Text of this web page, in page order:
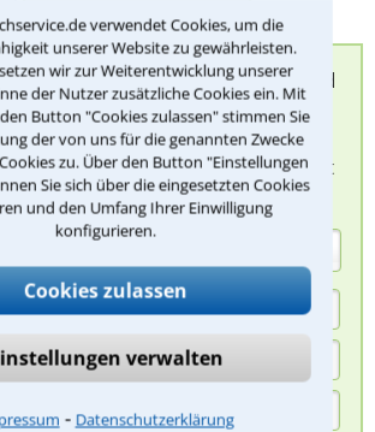
verwendet Cookies, um die
unserer Website zu gewährleisten.
wir zur Weiterentwicklung unserer
der Nutzer zusätzliche Cookies ein. Mit
Button "Cookies zulassen" stimmen Sie
der von uns für die genannten Zwecke
zu. Über den Button "Einstellungen
Sie sich über die eingesetzten Cookies
und den Umfang Ihrer Einwilligung
konfigurieren.
Cookies zulassen
verwalten
⁃ Datenschutzerklärung
Beratungsanfrage
Ihren Fall schildern. Anschließend
Rechtsanwälte bei
um das weitere Vorgehen
Rückmeldung durch einen Anwalt